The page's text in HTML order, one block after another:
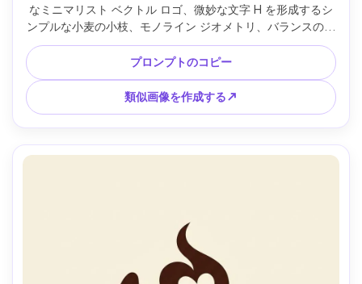
なミニマリスト ベクトル ロゴ、微妙な文字 H を形成するシ
ンプルな小麦の小枝、モノライン ジオメトリ、バランスの取
れたネガティブ スペース、白に黒、タイポグラフィなしのモ
ダン、スケーラブル マーク、フラット デザイン、グラデー
ションなし、モックアップなし、中央構成、85mm レンズ、
被写界深度が浅く、柔らかい映画的照明 --ar 4:5
プロンプトのコピー
類似画像を作成する↗